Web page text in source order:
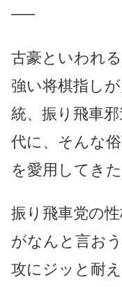
—–
古豪といわれ
強い将棋指し
統、振り飛車
代に、そんな
を愛用してき
振り飛車党の
がなんと言お
攻にジッと耐